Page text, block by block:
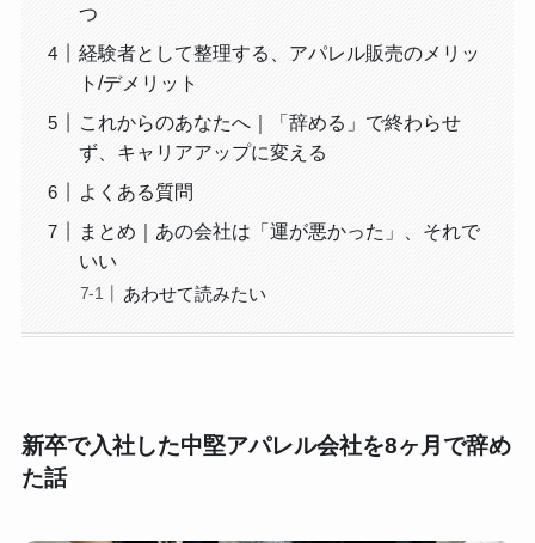
つ
経験者として整理する、アパレル販売のメリッ
ト/デメリット
これからのあなたへ｜「辞める」で終わらせ
ず、キャリアアップに変える
よくある質問
まとめ｜あの会社は「運が悪かった」、それで
いい
あわせて読みたい
新卒で入社した中堅アパレル会社を8ヶ月で辞め
た話